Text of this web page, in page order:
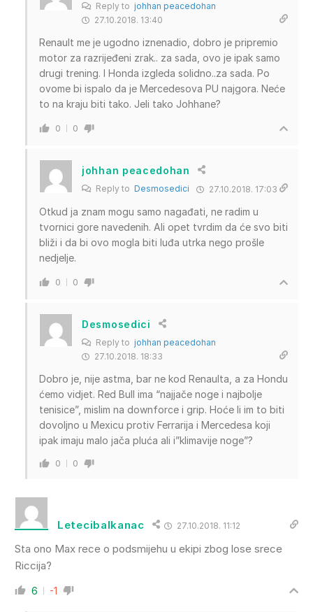
Reply to johhan peacedohan
27.10.2018. 13:40
Renault me je ugodno iznenadio, dobro je pripremio
motor za razrijeđeni zrak.. za sada, ovo je ipak samo
drugi trening. I Honda izgleda solidno..za sada. Po
ovome bi ispalo da je Mercedesova PU najgora. Neće
to na kraju biti tako. Jeli tako Johhane?
0 0
johhan peacedohan
Reply to Desmosedici 27.10.2018. 17:03
Otkud ja znam mogu samo nagađati, ne radim u
tvornici gore navedenih. Ali opet tvrdim da će svo biti
bliži i da bi ovo mogla biti luđa utrka nego prošle
nedjelje.
0 0
Desmosedici
Reply to johhan peacedohan
27.10.2018. 18:33
Dobro je, nije astma, bar ne kod Renaulta, a za Hondu
ćemo vidjet. Red Bull ima “najjače noge i najbolje
tenisice”, mislim na downforce i grip. Hoće li im to biti
dovoljno u Mexicu protiv Ferrarija i Mercedesa koji
ipak imaju malo jača pluća ali i”klimavije noge”?
0 0
Letecibalkanac 27.10.2018. 11:12
Sta ono Max rece o podsmijehu u ekipi zbog lose srece
Riccija?
6 -1